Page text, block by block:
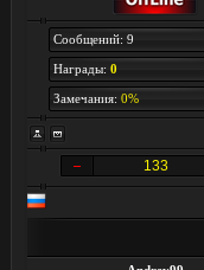
Сообщений: 9
Награды: 0
Замечания: 0%
133